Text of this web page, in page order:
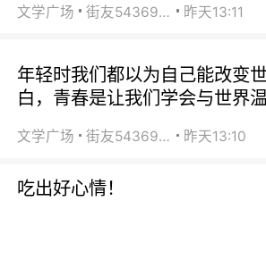
文学广场 街友54369822 昨天13:11
年轻时我们都以为自己能改变
白，青春是让我们学会与世
文学广场 街友54369822 昨天13:10
吃出好心情！